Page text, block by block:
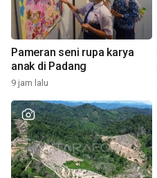
Pameran seni rupa karya
anak di Padang
9 jam lalu